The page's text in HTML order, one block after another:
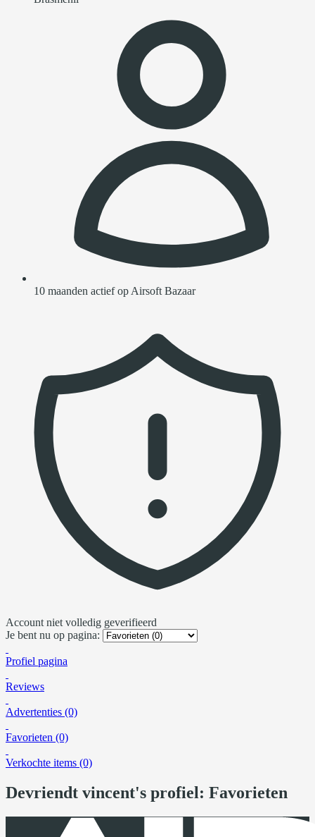
10 maanden actief op Airsoft Bazaar
Account niet volledig geverifieerd
Je bent nu op pagina:
Profiel pagina
Reviews
Advertenties (0)
Favorieten (0)
Verkochte items (0)
Devriendt vincent's profiel: Favorieten